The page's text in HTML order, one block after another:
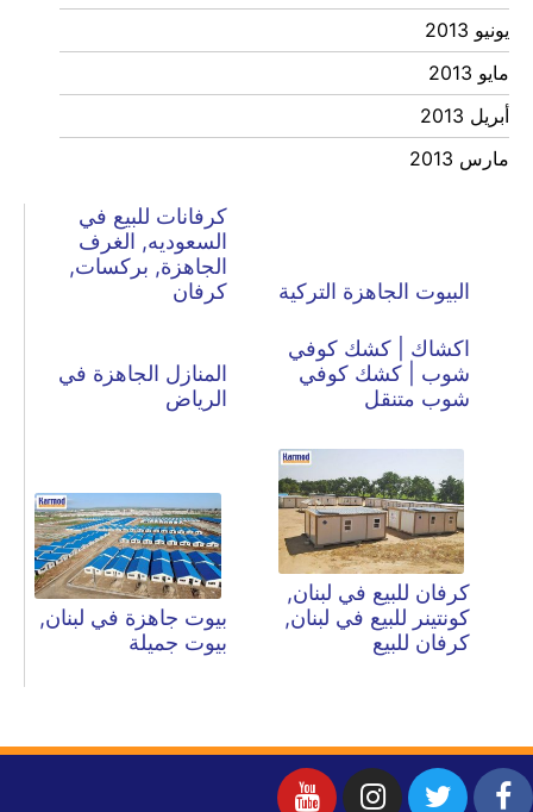
يونيو 2013
مايو 2013
أبريل 2013
مارس 2013
البيوت الجاهزة التركية
كرفانات للبيع في
السعوديه, الغرف
الجاهزة, بركسات,
كرفان
اكشاك | كشك كوفي
شوب | كشك كوفي
شوب متنقل
المنازل الجاهزة في
الرياض
كرفان للبيع في لبنان,
كونتينر للبيع في لبنان,
كرفان للبيع
بيوت جاهزة في لبنان,
بيوت جميلة